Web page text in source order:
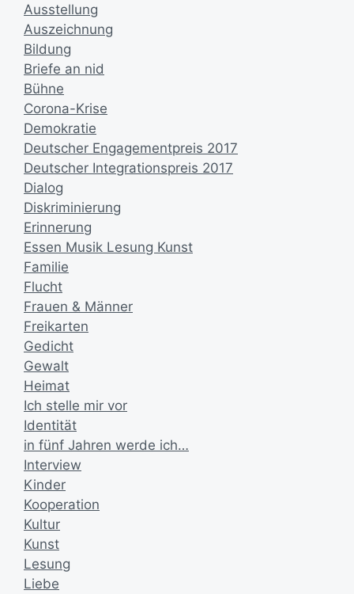
Ausstellung
Auszeichnung
Bildung
Briefe an nid
Bühne
Corona-Krise
Demokratie
Deutscher Engagementpreis 2017
Deutscher Integrationspreis 2017
Dialog
Diskriminierung
Erinnerung
Essen Musik Lesung Kunst
Familie
Flucht
Frauen & Männer
Freikarten
Gedicht
Gewalt
Heimat
Ich stelle mir vor
Identität
in fünf Jahren werde ich…
Interview
Kinder
Kooperation
Kultur
Kunst
Lesung
Liebe